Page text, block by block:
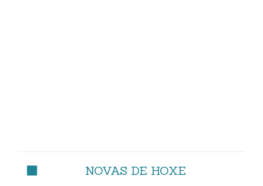
NOVAS DE HOXE